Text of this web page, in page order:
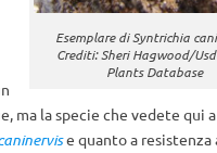
Esemplare di Syntrichia
Crediti: Sheri Hagwood/
Plants Database
ma la specie che vedete qui
e quanto a resistenza